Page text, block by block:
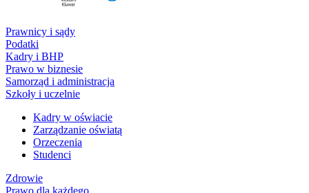
Prawnicy i sądy
Podatki
Kadry i BHP
Prawo w biznesie
Samorząd i administracja
Szkoły i uczelnie
Kadry w oświacie
Zarządzanie oświatą
Orzeczenia
Studenci
Zdrowie